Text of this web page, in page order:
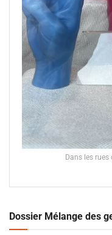
Dans les
Dossier Mélange des